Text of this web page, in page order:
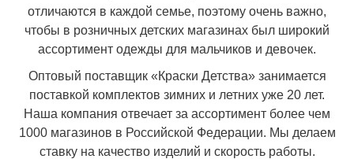
отличаются в каждой семье, поэтому очень важно,
чтобы в розничных детских магазинах был широкий
ассортимент одежды для мальчиков и девочек.
Оптовый поставщик «Краски Детства» занимается
поставкой комплектов зимних и летних уже 20 лет.
Наша компания отвечает за ассортимент более чем
1000 магазинов в Российской Федерации. Мы делаем
ставку на качество изделий и скорость работы.